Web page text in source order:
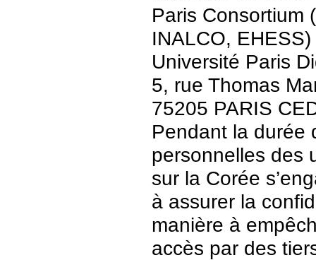
Paris Consortium
INALCO, EHESS)
Université Paris
5, rue Thomas
75205 PARIS
Pendant la durée
personnelles des
sur la Corée
à assurer la
manière à
accès par des